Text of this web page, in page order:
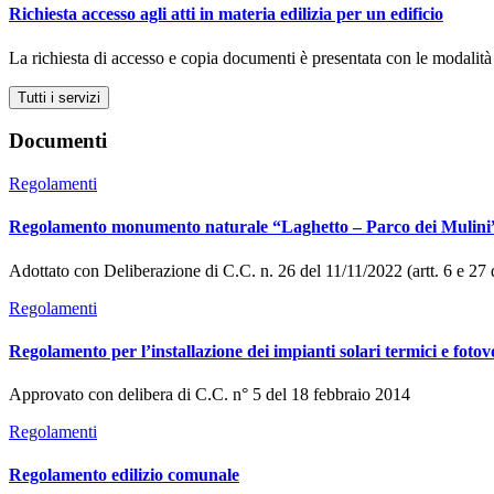
Richiesta accesso agli atti in materia edilizia per un edificio
La richiesta di accesso e copia documenti è presentata con le
Tutti i servizi
Documenti
Regolamenti
Regolamento monumento naturale “Laghetto – Parco dei
Adottato con Deliberazione di C.C. n. 26 del 11/11/2022 (artt. 6 e
Regolamenti
Regolamento per l’installazione dei impianti solari termici e
Approvato con delibera di C.C. n° 5 del 18 febbraio 2014
Regolamenti
Regolamento edilizio comunale